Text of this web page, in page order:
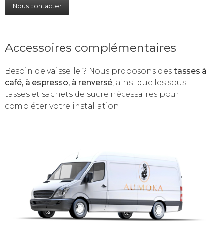
Nous contacter
Accessoires complémentaires
Besoin de vaisselle ? Nous proposons des tasses à
café, à espresso, à renversé, ainsi que les sous-
tasses et sachets de sucre nécessaires pour
compléter votre installation.